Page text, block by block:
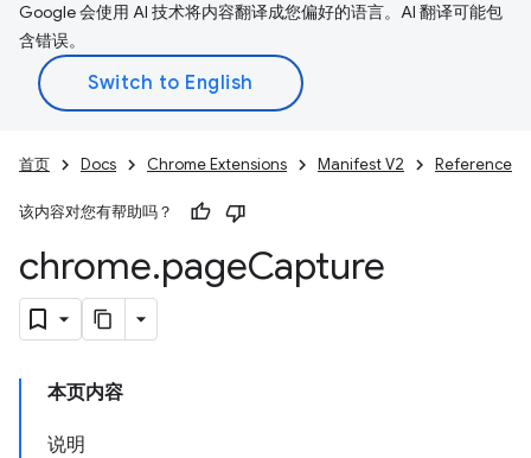
Google 会使用 AI 技术将内容翻译成您偏好的语言。AI 翻译可能包
含错误。
首页 Docs Chrome Extensions Manifest V2 Reference
该内容对您有帮助吗？
chrome.pageCapture
本页内容
说明